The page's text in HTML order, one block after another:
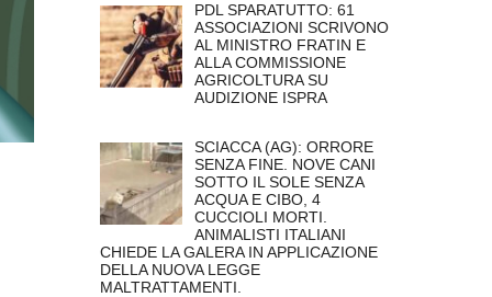
PDL SPARATUTTO: 61
ASSOCIAZIONI SCRIVONO
AL MINISTRO FRATIN E
ALLA COMMISSIONE
AGRICOLTURA SU
AUDIZIONE ISPRA
SCIACCA (AG): ORRORE
SENZA FINE. NOVE CANI
SOTTO IL SOLE SENZA
ACQUA E CIBO, 4
CUCCIOLI MORTI.
ANIMALISTI ITALIANI
CHIEDE LA GALERA IN APPLICAZIONE
DELLA NUOVA LEGGE
MALTRATTAMENTI.